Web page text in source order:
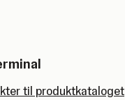
til produktkataloget